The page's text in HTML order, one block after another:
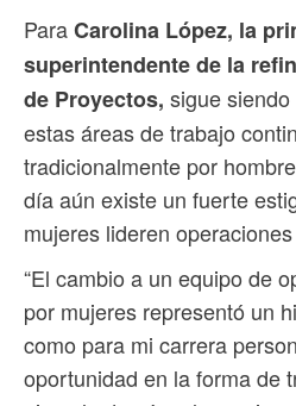
ParaCarolina López, la
superintendente de la
de Proyectos, sigue
estas áreas de trabajo
tradicionalmente por
día aún existe un fuerte
mujeres lideren
“El cambio a un equipo de
por mujeres representó un
como para mi carrera
oportunidad en la forma de